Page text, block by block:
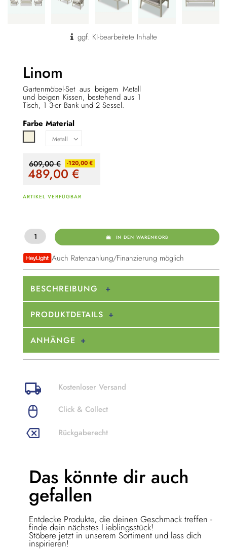
ggf. KI-bearbeitete Inhalte
Linom
Gartenmöbel-Set aus beigem Metall
und beigen Kissen, bestehend aus 1
Tisch, 1 3-er Bank und 2 Sessel.
Farbe Material
609,00 € -120,00 €
489,00€
ARTIKEL VERFÜGBAR
IN DEN WARENKORB
Auch Ratenzahlung/Finanzierung möglich
BESCHREIBUNG
PRODUKTDETAILS
ANHÄNGE
Kostenloser Versand
Click & Collect
Rückgaberecht
Das könnte dir auch
gefallen
Entdecke Produkte, die deinen Geschmack treffen -
finde dein nächstes Lieblingsstück!
Stöbere jetzt in unserem Sortiment und lass dich
inspirieren!